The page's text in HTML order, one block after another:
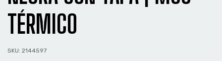
TÉRMICO
SKU: 2144597